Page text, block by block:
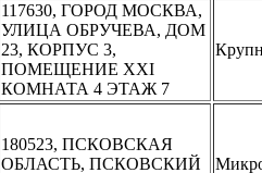
117630, ГОРОД МОСКВА,
УЛИЦА ОБРУЧЕВА, ДОМ
23, КОРПУС 3,
ПОМЕЩЕНИЕ XXI
КОМНАТА 4 ЭТАЖ 7
180523, ПСКОВСКАЯ
ОБЛАСТЬ, ПСКОВСКИЙ